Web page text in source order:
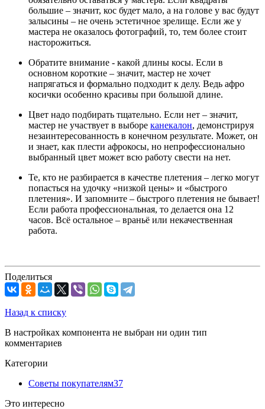
большие – значит, кос будет мало, а на голове у вас будут
залысины – не очень эстетичное зрелище. Если же у
мастера не оказалось фотографий, то, тем более стоит
насторожиться.
Обратите внимание - какой длины косы. Если в
основном короткие – значит, мастер не хочет
напрягаться и формально подходит к делу. Ведь афро
косички особенно красивы при большой длине.
Цвет надо подбирать тщательно. Если нет – значит,
мастер не участвует в выборе канекалон, демонстрируя
незаинтересованность в конечном результате. Может, он
и знает, как плести афрокосы, но непрофессионально
выбранный цвет может всю работу свести на нет.
Те, кто не разбирается в качестве плетения – легко могут
попасться на удочку «низкой цены» и «быстрого
плетения». И запомните – быстрого плетения не бывает!
Если работа профессиональная, то делается она 12
часов. Всё остальное – враньё или некачественная
работа.
Поделиться
Назад к списку
В настройках компонента не выбран ни один тип
комментариев
Категории
Советы покупателям37
Это интересно